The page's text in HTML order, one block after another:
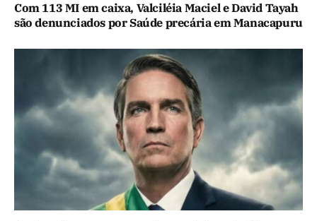
Com 113 MI em caixa, Valciléia Maciel e David Tayah
são denunciados por Saúde precária em Manacapuru